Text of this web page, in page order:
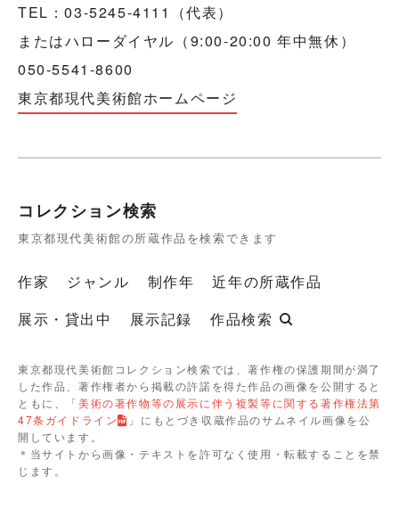
TEL：03-5245-4111（代表）
またはハローダイヤル（9:00-20:00 年中無休）
050-5541-8600
東京都現代美術館ホームページ
コレクション検索
東京都現代美術館の所蔵作品を検索できます
作家 ジャンル 制作年
近年の所蔵作品
展示・貸出中
展示記録 作品検索
東京都現代美術館コレクション検索では、著作権の保護期間が満了
した作品、著作権者から掲載の許諾を得た作品の画像を公開すると
ともに、「美術の著作物等の展示に伴う複製等に関する著作権法第
47条ガイドライン
」にもとづき収蔵作品のサムネイル画像を公
開しています。
＊当サイトから画像・テキストを許可なく使用・転載することを禁
じます。